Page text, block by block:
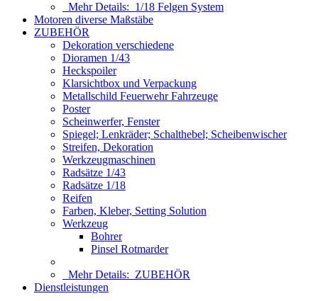
Mehr Details: 1/18 Felgen System
Motoren diverse Maßstäbe
ZUBEHÖR
Dekoration verschiedene
Dioramen 1/43
Heckspoiler
Klarsichtbox und Verpackung
Metallschild Feuerwehr Fahrzeuge
Poster
Scheinwerfer, Fenster
Spiegel; Lenkräder; Schalthebel; Scheibenwischer
Streifen, Dekoration
Werkzeugmaschinen
Radsätze 1/43
Radsätze 1/18
Reifen
Farben, Kleber, Setting Solution
Werkzeug
Bohrer
Pinsel Rotmarder
Mehr Details: ZUBEHÖR
Dienstleistungen